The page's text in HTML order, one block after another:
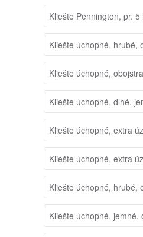
Kliešte Pennington, pr. 5
Kliešte úchopné, hrubé,
Kliešte úchopné,
Kliešte úchopné, dlhé,
Kliešte úchopné, extra
Kliešte úchopné, extra
Kliešte úchopné, hrubé,
Kliešte úchopné,